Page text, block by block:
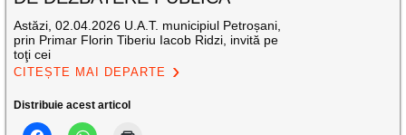
Astăzi, 02.04.2026 U.A.T. municipiul Petroșani,
prin Primar Florin Tiberiu Iacob Ridzi, invită pe
toţi cei
CITEȘTE MAI DEPARTE
Distribuie acest articol